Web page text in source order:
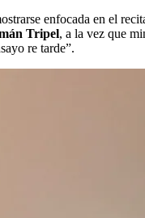
enfocada en el
Tripel, a la vez que
re tarde”.